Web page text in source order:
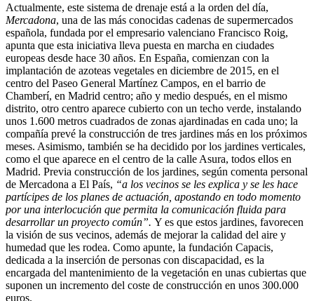
Actualmente, este sistema de drenaje está a la orden del día,
Mercadona, una de las más conocidas cadenas de supermercados
española, fundada por el empresario valenciano Francisco Roig,
apunta que esta iniciativa lleva puesta en marcha en ciudades
europeas desde hace 30 años. En España, comienzan con la
implantación de azoteas vegetales en diciembre de 2015, en el
centro del Paseo General Martínez Campos, en el barrio de
Chamberí, en Madrid centro; año y medio después, en el mismo
distrito, otro centro aparece cubierto con un techo verde, instalando
unos 1.600 metros cuadrados de zonas ajardinadas en cada uno; la
compañía prevé la construcción de tres jardines más en los próximos
meses. Asimismo, también se ha decidido por los jardines verticales,
como el que aparece en el centro de la calle Asura, todos ellos en
Madrid. Previa construcción de los jardines, según comenta personal
de Mercadona a El País, “a los vecinos se les explica y se les hace
partícipes de los planes de actuación, apostando en todo momento
por una interlocución que permita la comunicación fluida para
desarrollar un proyecto común”. Y es que estos jardines, favorecen
la visión de sus vecinos, además de mejorar la calidad del aire y
humedad que les rodea. Como apunte, la fundación Capacis,
dedicada a la inserción de personas con discapacidad, es la
encargada del mantenimiento de la vegetación en unas cubiertas que
suponen un incremento del coste de construcción en unos 300.000
euros.